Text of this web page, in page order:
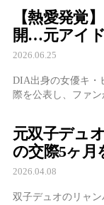
【熱愛発覚
開…元アイ
ートに反響
2026.06.25
DIA出身の女優キ・
際を公表し、ファ
元双子デュ
の交際5ヶ月
共作
2026.04.08
双子デュオのリャ